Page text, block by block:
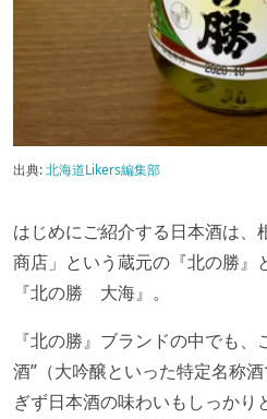
出典:北海道Likers編集部
はじめにご紹介する日本酒は、
商店」という蔵元の『北の勝』
『北の勝 大海』。
『北の勝』ブランドの中でも、
酒”（大吟醸といった特定名称
ぎず日本酒の味わいもしっかり